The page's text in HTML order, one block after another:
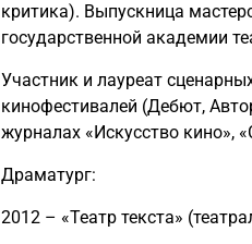
критика). Выпускница
государственной академии
Участник и лауреат
кинофестивалей (Дебют,
журналах «Искусство кино»,
Драматург:
2012 – «Театр текста»